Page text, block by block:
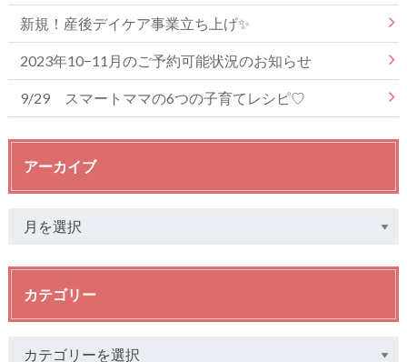
新規！産後デイケア事業立ち上げ✨
2023年10−11月のご予約可能状況のお知らせ
9/29 スマートママの6つの子育てレシピ♡
アーカイブ
カテゴリー